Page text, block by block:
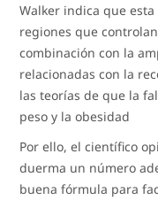
Walker indica que
regiones que
combinación con la
relacionadas con la
las teorías de que la
peso y la obesidad
Por ello, el científico
duerma un número
buena fórmula para